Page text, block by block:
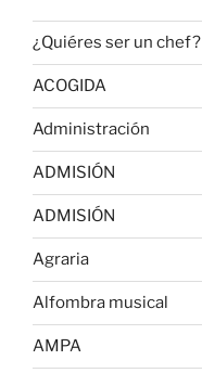
¿Quiéres ser un chef?
ACOGIDA
Administración
ADMISIÓN
ADMISIÓN
Agraria
Alfombra musical
AMPA